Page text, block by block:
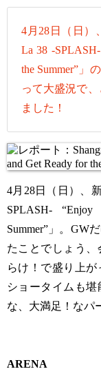
4月28日（日）
La 38 -
the Summer”」
って大盛況で
ました！
4月28日（日）、
SPLASH-
Summer”」。GW
たことでしょう
らけ！で盛り上が
ショータイムも
な、大満足！なパ
ARENA